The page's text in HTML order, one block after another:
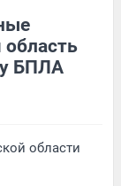
БПЛА
области